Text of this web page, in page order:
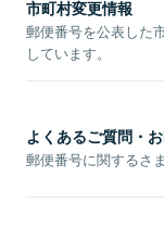
市町村変更情報
郵便番号を公表した
しています。
よくあるご質問・
郵便番号に関するさ